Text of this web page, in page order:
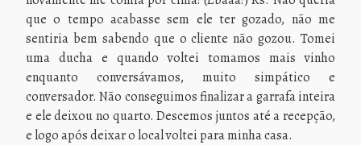
que o tempo acabasse sem ele ter gozado, não me
sentiria bem sabendo que o cliente não gozou. Tomei
uma ducha e quando voltei tomamos mais vinho
enquanto conversávamos, muito simpático e
conversador. Não conseguimos finalizar a garrafa inteira
e ele deixou no quarto. Descemos juntos até a recepção,
e logo após deixar o local voltei para minha casa.